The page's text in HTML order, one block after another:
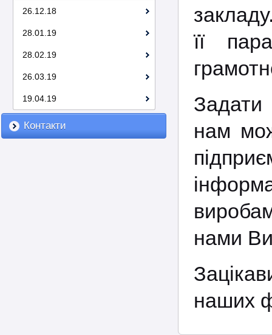
26.12.18
28.01.19
28.02.19
26.03.19
19.04.19
Контакти
її
Задати
нам
нами
наших